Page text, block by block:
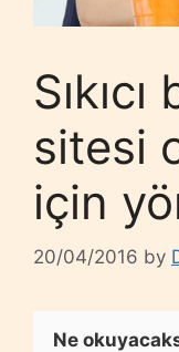
sitesi
için
20/04/2016 by
Ne